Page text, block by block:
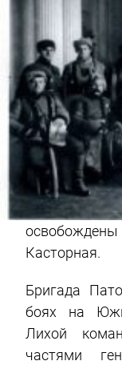
Касторная.
Бригада
боях на
Лихой
частями